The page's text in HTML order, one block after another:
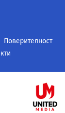
Поверителност